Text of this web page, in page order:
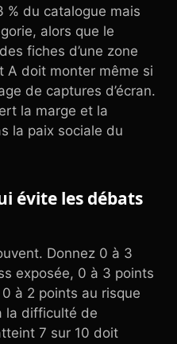
% du catalogue mais
alors que le
fiches d’une zone
A doit monter même si
de captures d’écran.
la marge et la
la paix sociale du
évite les débats
Donnez 0 à 3
exposée, 0 à 3 points
à 2 points au risque
la difficulté de
7 sur 10 doit